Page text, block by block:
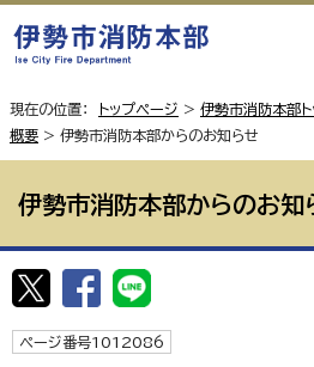
現在の位置： トップページ > 伊勢市消防本部
概要 > 伊勢市消防本部からのお知らせ
伊勢市消防本部からのお知
ページ番号1012086